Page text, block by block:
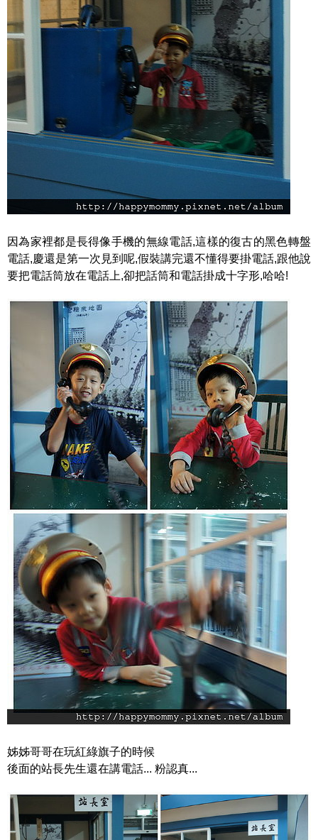
因為家裡都是長得像手機的無線電話,這樣的復古的黑色轉盤
電話,慶還是第一次見到呢,假裝講完還不懂得要掛電話,跟他說
要把電話筒放在電話上,卻把話筒和電話掛成十字形,哈哈!
姊姊哥哥在玩紅綠旗子的時候
後面的站長先生還在講電話... 粉認真...